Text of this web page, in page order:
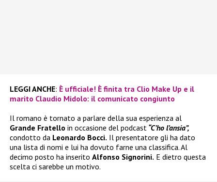
LEGGI ANCHE: È ufficiale! È finita tra Clio Make Up e il
marito Claudio Midolo: il comunicato congiunto
Il romano è tornato a parlare della sua esperienza al
Grande Fratello in occasione del podcast “C’ho l’ansia”,
condotto da Leonardo Bocci. Il presentatore gli ha dato
una lista di nomi e lui ha dovuto farne una classifica. Al
decimo posto ha inserito Alfonso Signorini. E dietro questa
scelta ci sarebbe un motivo.